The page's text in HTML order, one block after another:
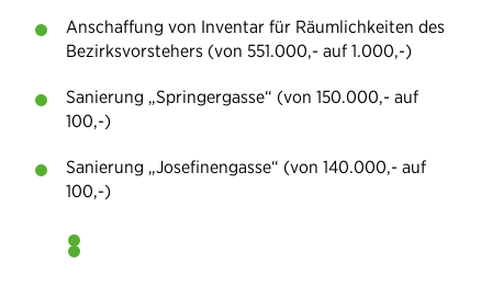
Anschaffung von Inventar für Räumlichkeiten des
Bezirksvorstehers (von 551.000,- auf 1.000,-)
Sanierung „Springergasse“ (von 150.000,- auf
100,-)
Sanierung „Josefinengasse“ (von 140.000,- auf
100,-)